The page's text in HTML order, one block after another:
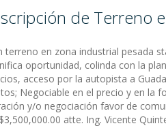
de Terreno
terreno en zona industrial pesada
oportunidad, colinda con la
acceso por la autopista a
Negociable en el precio y en la
y/o negociación favor de
atte. Ing. Vicente